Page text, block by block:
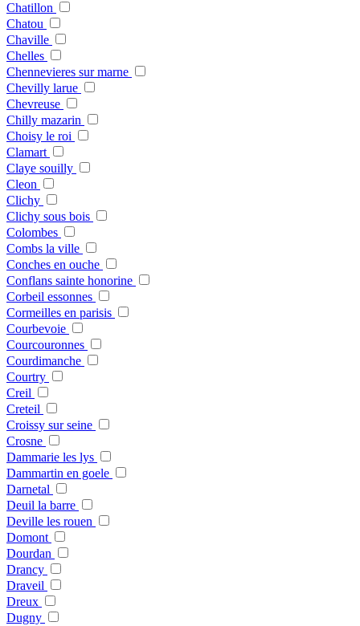
Chatillon
Chatou
Chaville
Chelles
Chennevieres sur marne
Chevilly larue
Chevreuse
Chilly mazarin
Choisy le roi
Clamart
Claye souilly
Cleon
Clichy
Clichy sous bois
Colombes
Combs la ville
Conches en ouche
Conflans sainte honorine
Corbeil essonnes
Cormeilles en parisis
Courbevoie
Courcouronnes
Courdimanche
Courtry
Creil
Creteil
Croissy sur seine
Crosne
Dammarie les lys
Dammartin en goele
Darnetal
Deuil la barre
Deville les rouen
Domont
Dourdan
Drancy
Draveil
Dreux
Dugny